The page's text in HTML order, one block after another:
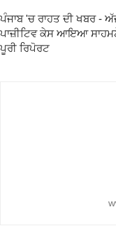
ਪੰਜਾਬ 'ਚ ਰਾਹਤ ਦੀ ਖਬਰ -
ਪਾਜ਼ੀਟਿਵ ਕੇਸ ਆਇਆ
ਪੂਰੀ ਰਿਪੋਰਟ